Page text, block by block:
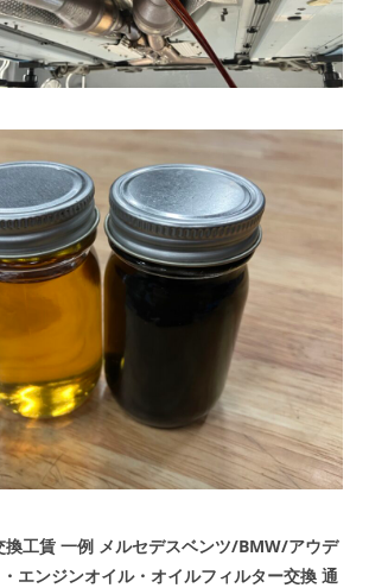
換工賃 一例 メルセデスベンツ/BMW/アウデ
・エンジンオイル・オイルフィルター交換 通